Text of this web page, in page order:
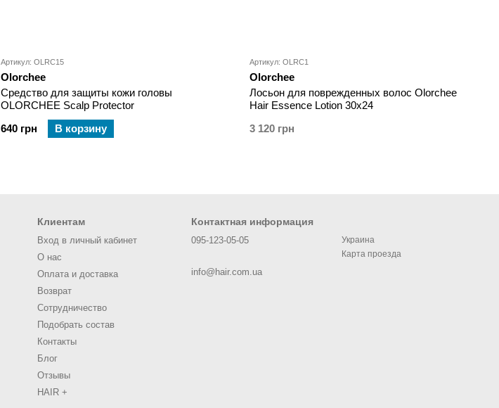
Артикул: OLRC15
Olorchee
Средство для защиты кожи головы
OLORCHEE Scalp Protector
640 грн
В корзину
Артикул: OLRC1
Olorchee
Лосьон для поврежденных волос Olorchee
Hair Essence Lotion 30х24
3 120 грн
Клиентам
Вход в личный кабинет
О нас
Оплата и доставка
Возврат
Сотрудничество
Подобрать состав
Контакты
Блог
Отзывы
HAIR +
Контактная информация
095-123-05-05
info@hair.com.ua
Украина
Карта проезда